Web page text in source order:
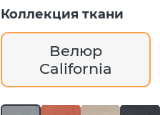
Коллекция ткани
Велюр
California